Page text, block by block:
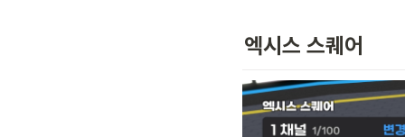
엑시스 스퀘어